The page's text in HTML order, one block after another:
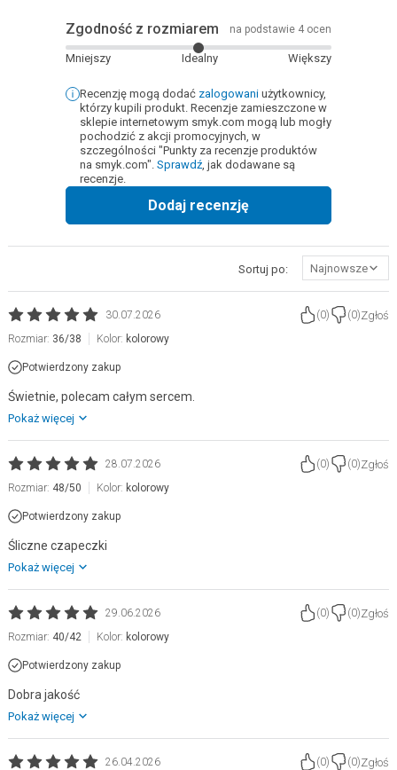
Zgodność z rozmiarem na podstawie 4 ocen
Mniejszy Idealny Większy
Recenzję mogą dodać zalogowani użytkownicy,
którzy kupili produkt. Recenzje zamieszczone w
sklepie internetowym smyk.com mogą lub mogły
pochodzić z akcji promocyjnych, w
szczególności "Punkty za recenzje produktów
na smyk.com". Sprawdź, jak dodawane są
recenzje.
Dodaj recenzję
Sortuj po: Najnowsze
30.07.2026 (0) (0)Zgłoś
Rozmiar: 36/38 Kolor: kolorowy
Potwierdzony zakup
Świetnie, polecam całym sercem.
Pokaż więcej
28.07.2026 (0) (0)Zgłoś
Rozmiar: 48/50 Kolor: kolorowy
Potwierdzony zakup
Śliczne czapeczki
Pokaż więcej
29.06.2026 (0) (0)Zgłoś
Rozmiar: 40/42 Kolor: kolorowy
Potwierdzony zakup
Dobra jakość
Pokaż więcej
26.04.2026 (0) (0)Zgłoś